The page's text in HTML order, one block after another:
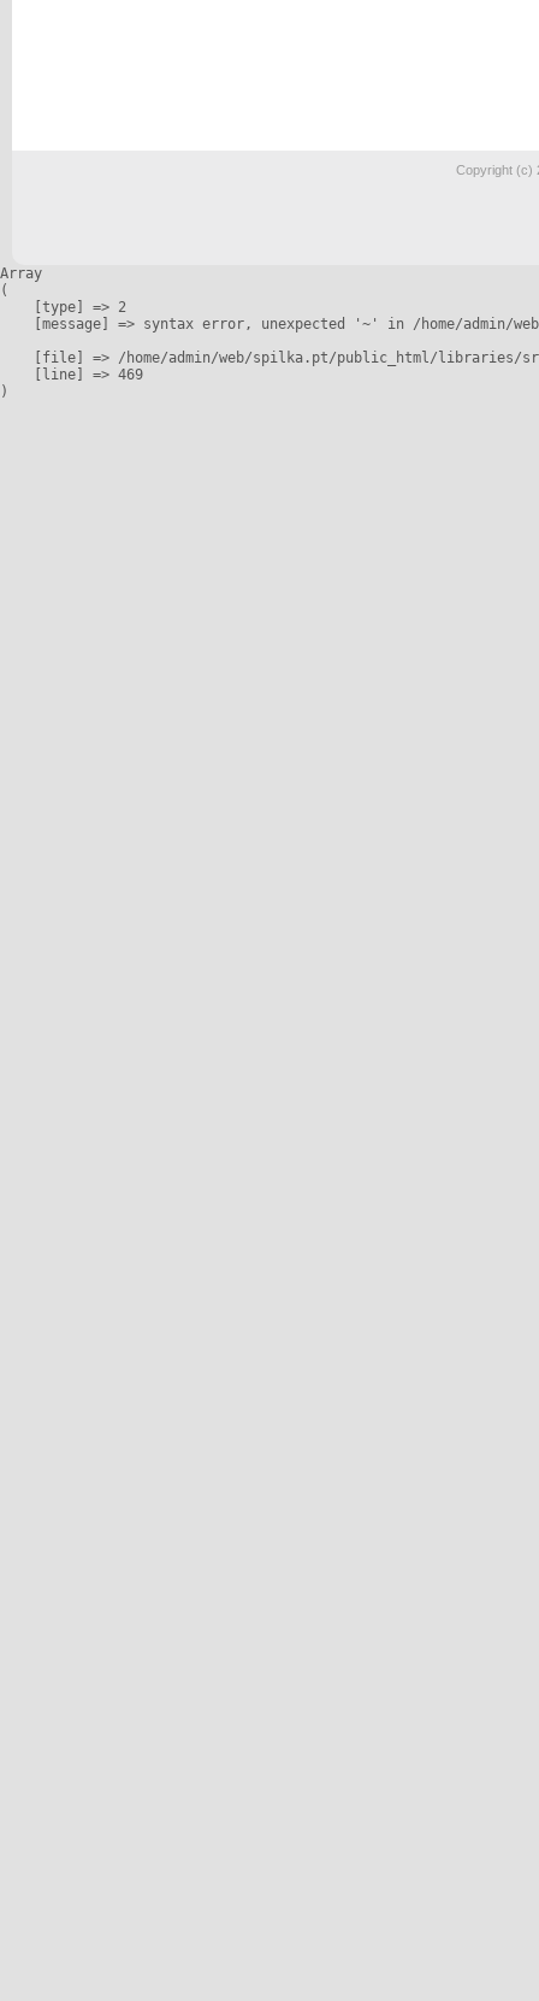
Copyright (c)
Array
(
    [type] => 2
[message] => syntax error, unexpected '~' in /home/admin/
[file] => /home/admin/web/spilka.pt/public_html/libraries/
    [line] => 469